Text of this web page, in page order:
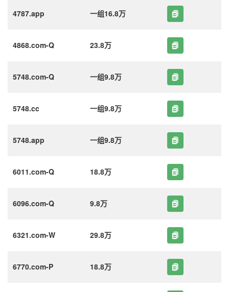
4787.app 一组16.8万
4868.com-Q 23.8万
5748.com-Q 一组9.8万
5748.cc 一组9.8万
5748.app 一组9.8万
6011.com-Q 18.8万
6096.com-Q 9.8万
6321.com-W 29.8万
6770.com-P 18.8万